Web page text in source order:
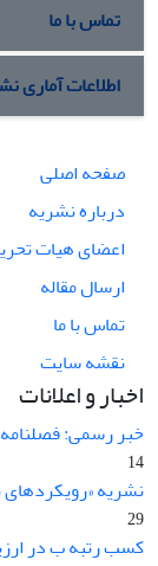
تماس با ما
اطلاعات آماری
صفحه اصلی
درباره نشریه
اعضای هیات
ارسال مقاله
تماس با ما
نقشه سایت
اخبار و اعلانات
خبر رسمی:
14
نشریه «رویکردهای
29
کسب رتبه ب در